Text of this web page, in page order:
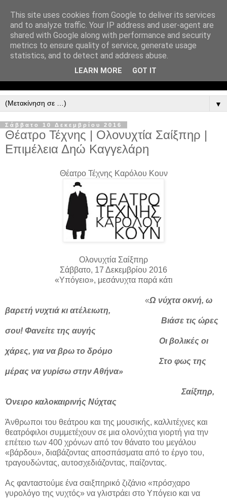
▼
Σάββατο 10 Δεκεμβρίου 2016
Θέατρο Τέχνης | Ολονυχτία Σαίξπηρ |
Επιμέλεια Δηώ Καγγελάρη
Θέατρο Τέχνης Καρόλου Κουν
Ολονυχτία Σαίξπηρ
Σάββατο, 17 Δεκεμβρίου 2016
«Υπόγειο», μεσάνυχτα παρά κάτι
«Ω νύχτα οκνή, ω
βαρετή νυχτιά κι ατέλειωτη,
Βιάσε τις ώρες
σου! Φανείτε της αυγής
Οι βολικές οι
χάρες, για να βρω το δρόμο
Στο φως της
μέρας να γυρίσω στην Αθήνα»
Σαίξπηρ,
Όνειρο καλοκαιρινής Νύχτας
Άνθρωποι του θεάτρου και της μουσικής, καλλιτέχνες και
θεατρόφιλοι συμμετέχουν σε μια ολονύχτια γιορτή για την
επέτειο των 400 χρόνων από τον θάνατο του μεγάλου
«βάρδου», διαβάζοντας αποσπάσματα από το έργο του,
τραγουδώντας, αυτοσχεδιάζοντας, παίζοντας.
Ας φανταστούμε ένα σαιξπηρικό ζιζάνιο «πρόσχαρο
γυρολόγο της νυχτός» να γλιστράει στο Υπόγειο και να
This site uses cookies from Google to deliver its services
and to analyze traffic. Your IP address and user-agent are
shared with Google along with performance and security
metrics to ensure quality of service, generate usage
statistics, and to detect and address abuse.
LEARN MORE GOT IT